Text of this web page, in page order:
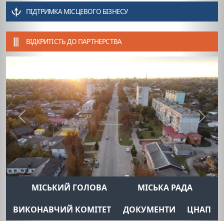
ПІДТРИМКА МІСЦЕВОГО БІЗНЕСУ
ВІДКРИТІСТЬ ДО ПАРТНЕРСТВА
Previous Next
МІСЬКИЙ ГОЛОВА
МІСЬКА РАДА
ВИКОНАВЧИЙ КОМІТЕТ
ДОКУМЕНТИ ЦНАП